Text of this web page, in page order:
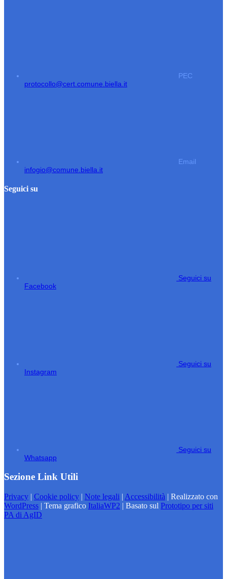
PEC
protocollo@cert.comune.biella.it
Email
infogio@comune.biella.it
Seguici su
Seguici su
Facebook
Seguici su
Instagram
Seguici su
Whatsapp
Sezione Link Utili
Privacy | Cookie policy | Note legali | Accessibilità | Realizzato con
WordPress | Tema grafico ItaliaWP2 | Basato sul Prototipo per siti
PA di AgID